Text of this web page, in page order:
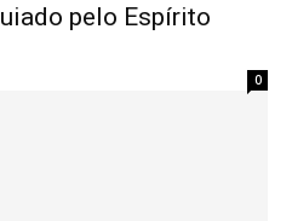
pelo Espírito
0